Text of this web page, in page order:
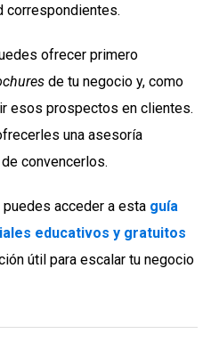
correspondientes.
ofrecer primero
de tu negocio y, como
esos prospectos en clientes.
una asesoría
convencerlos.
acceder a esta guía
educativos y gratuitos
útil para escalar tu negocio